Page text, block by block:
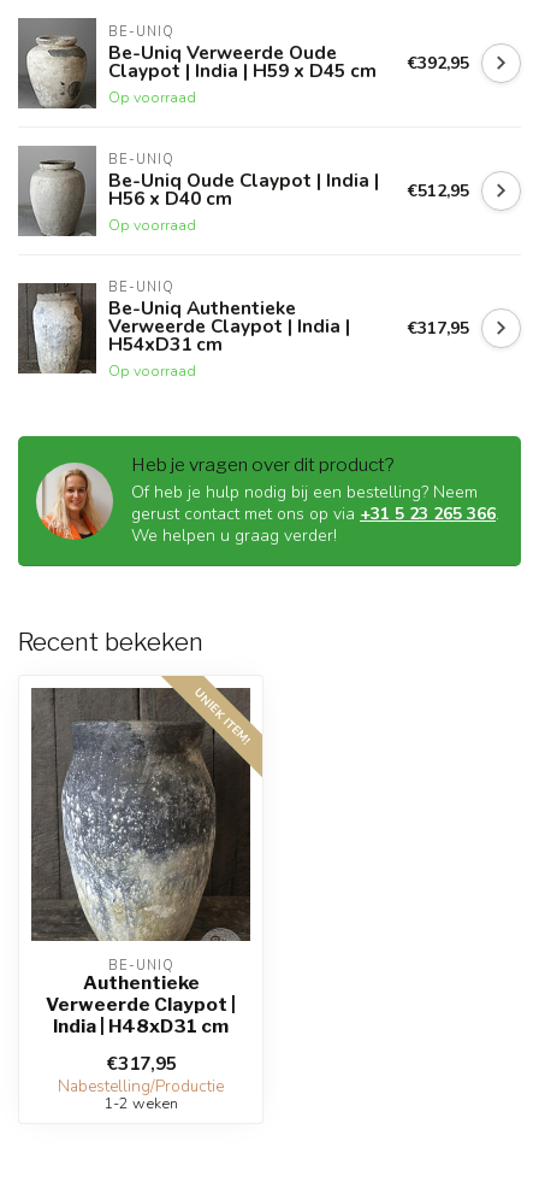
BE-UNIQ
Be-Uniq Verweerde Oude
Claypot | India | H59 x D45 cm
Op voorraad
€392,95
BE-UNIQ
Be-Uniq Oude Claypot | India |
H56 x D40 cm
Op voorraad
€512,95
BE-UNIQ
Be-Uniq Authentieke
Verweerde Claypot | India |
H54xD31 cm
Op voorraad
€317,95
Heb je vragen over dit product?
Of heb je hulp nodig bij een bestelling? Neem
gerust contact met ons op via +31 5 23 265 366.
We helpen u graag verder!
Recent bekeken
UNIEK ITEM!
BE-UNIQ
Authentieke
Verweerde Claypot |
India | H48xD31 cm
€317,95
Nabestelling/Productie
1-2 weken